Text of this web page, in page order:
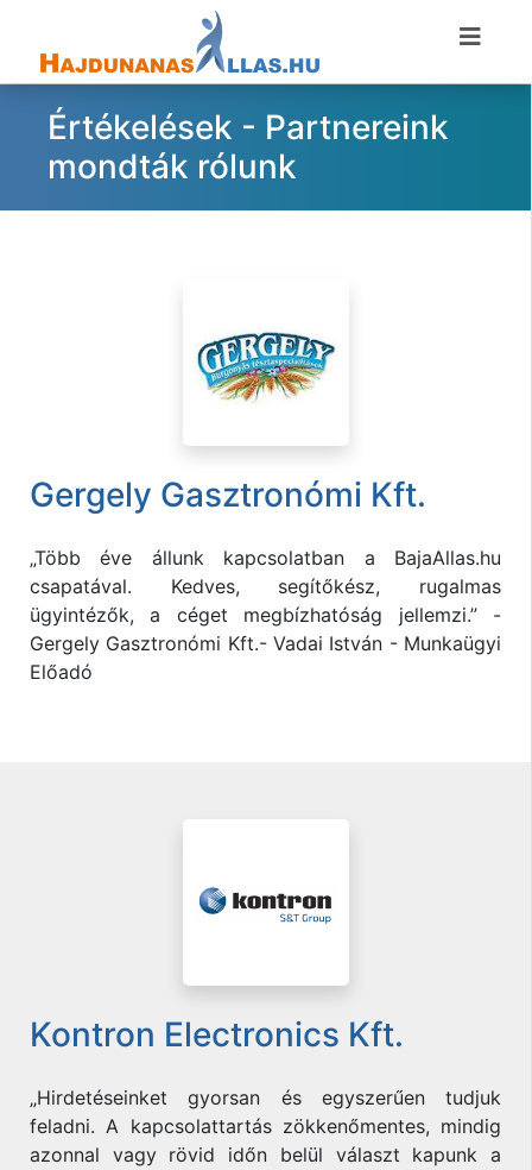
Értékelések - Partnereink
mondták rólunk
Gergely Gasztronómi Kft.
„Több éve állunk kapcsolatban a BajaAllas.hu
csapatával. Kedves, segítőkész, rugalmas
ügyintézők, a céget megbízhatóság jellemzi.” -
Gergely Gasztronómi Kft.- Vadai István - Munkaügyi
Előadó
Kontron Electronics Kft.
„Hirdetéseinket gyorsan és egyszerűen tudjuk
feladni. A kapcsolattartás zökkenőmentes, mindig
azonnal vagy rövid időn belül választ kapunk a